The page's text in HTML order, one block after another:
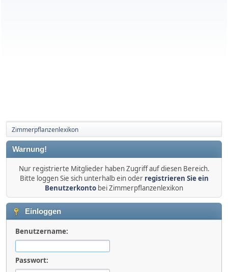
Zimmerpflanzenlexikon
Warnung!
Nur registrierte Mitglieder haben Zugriff auf diesen Bereich.
Bitte loggen Sie sich unterhalb ein oder registrieren Sie ein
Benutzerkonto bei Zimmerpflanzenlexikon
Einloggen
Benutzername:
Passwort: